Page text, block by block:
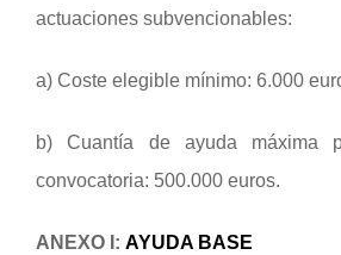
actuaciones subvencionables:
a) Coste elegible mínimo: 6.000
b) Cuantía de ayuda máxima
convocatoria: 500.000 euros.
ANEXO I: AYUDA BASE